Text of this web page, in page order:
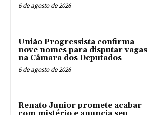
6 de agosto de 2026
União Progressista confirma
nove nomes para disputar vagas
na Câmara dos Deputados
6 de agosto de 2026
Renato Junior promete acabar